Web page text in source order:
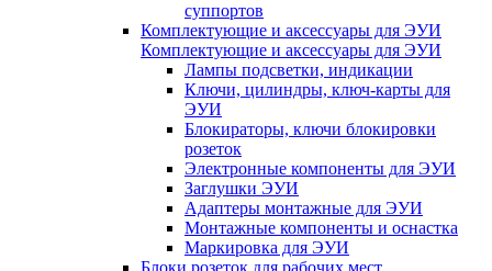
суппортов
Комплектующие и аксессуары для ЭУИ
Комплектующие и аксессуары для ЭУИ
Лампы подсветки, индикации
Ключи, цилиндры, ключ-карты для
ЭУИ
Блокираторы, ключи блокировки
розеток
Электронные компоненты для ЭУИ
Заглушки ЭУИ
Адаптеры монтажные для ЭУИ
Монтажные компоненты и оснастка
Маркировка для ЭУИ
Блоки розеток для рабочих мест